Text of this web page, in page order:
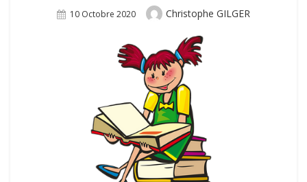
Posted
10 Octobre 2020 Author
Christophe GILGER